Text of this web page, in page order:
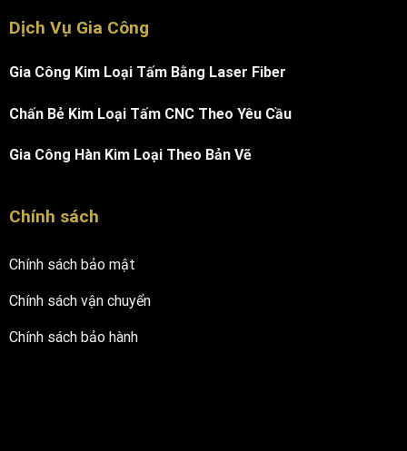
Dịch Vụ Gia Công
Gia Công Kim Loại Tấm Bằng Laser Fiber
Chấn Bẻ Kim Loại Tấm CNC Theo Yêu Cầu
Gia Công Hàn Kim Loại Theo Bản Vẽ
Chính sách
Chính sách bảo mật
Chính sách vận chuyển
Chính sách bảo hành